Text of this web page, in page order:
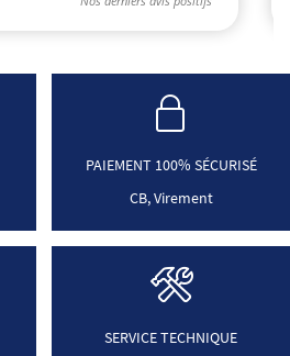
PAIEMENT 100% SÉCURISÉ
CB, Virement
SERVICE TECHNIQUE